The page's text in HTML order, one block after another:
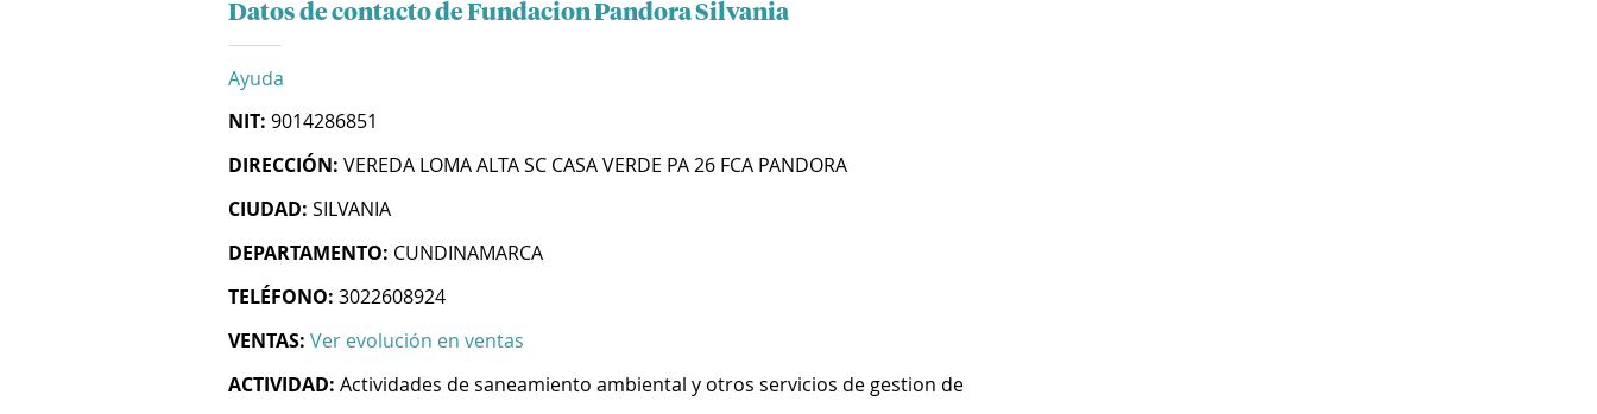
Datos de contacto de Fundacion Pandora Silvania
Ayuda
NIT: 9014286851
DIRECCIÓN: VEREDA LOMA ALTA SC CASA VERDE PA 26 FCA PANDORA
CIUDAD: SILVANIA
DEPARTAMENTO: CUNDINAMARCA
TELÉFONO: 3022608924
VENTAS: Ver evolución en ventas
ACTIVIDAD: Actividades de saneamiento ambiental y otros servicios de gestion de